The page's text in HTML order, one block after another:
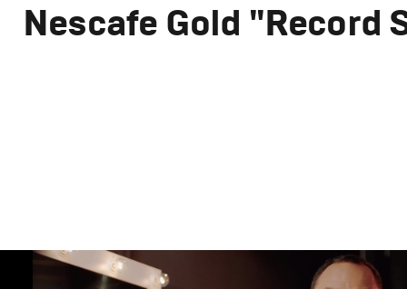
Nescafe Gold "Record
Реклама